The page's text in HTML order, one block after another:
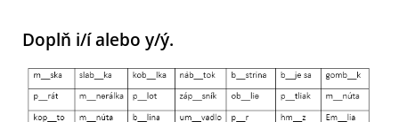
Doplň i/í alebo y/ý.